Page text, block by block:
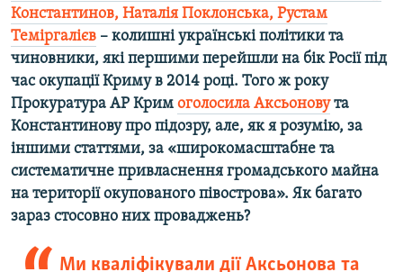
Константинов, Наталія Поклонська, Рустам
Теміргалієв – колишні українські політики та
чиновники, які першими перейшли на бік Росії під
час окупації Криму в 2014 році. Того ж року
Прокуратура АР Крим оголосила Аксьоновута
Константинову про підозру, але, як я розумію, за
іншими статтями, за «широкомасштабне та
систематичне привласнення громадського майна
на території окупованого півострова». Як багато
зараз стосовно них проваджень?
Ми кваліфікували дії Аксьонова та